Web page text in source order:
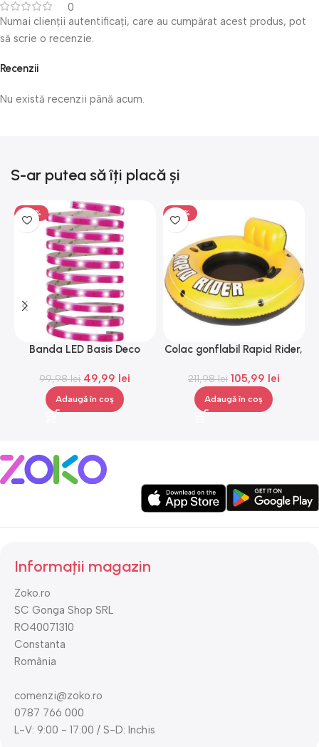
0
Recenzii
Nu există recenzii până acum.
Numai clienții autentificați, care au cumpărat acest produs, pot
să scrie o recenzie.
S-ar putea să îți placă și
-50%
Banda LED Basis Deco
cm
99,98lei 49,99 lei
Adaugă în coș
-50%
Colac gonflabil Rapid Rider,
211,98lei 105,99 lei
Adaugă în coș
Informații magazin
Zoko.ro
SC Gonga Shop SRL
RO40071310
Constanta
România
comenzi@zoko.ro
0787 766 000
L-V: 9:00 - 17:00 / S-D: Inchis